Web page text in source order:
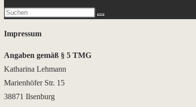
Impressum
Angaben gemäß § 5 TMG
Katharina Lehmann
Marienhöfer Str. 15
38871 Ilsenburg